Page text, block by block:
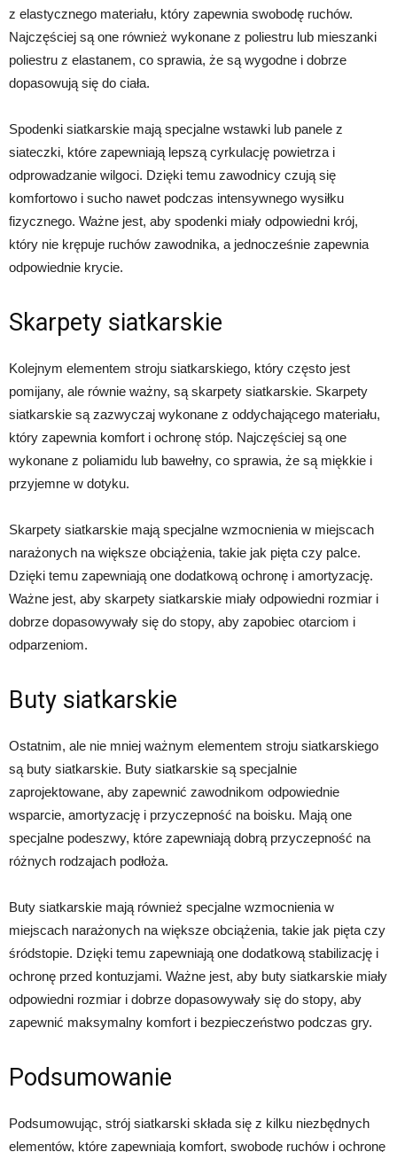
z elastycznego materiału, który zapewnia swobodę ruchów.
Najczęściej są one również wykonane z poliestru lub mieszanki
poliestru z elastanem, co sprawia, że są wygodne i dobrze
dopasowują się do ciała.
Spodenki siatkarskie mają specjalne wstawki lub panele z
siateczki, które zapewniają lepszą cyrkulację powietrza i
odprowadzanie wilgoci. Dzięki temu zawodnicy czują się
komfortowo i sucho nawet podczas intensywnego wysiłku
fizycznego. Ważne jest, aby spodenki miały odpowiedni krój,
który nie krępuje ruchów zawodnika, a jednocześnie zapewnia
odpowiednie krycie.
Skarpety siatkarskie
Kolejnym elementem stroju siatkarskiego, który często jest
pomijany, ale równie ważny, są skarpety siatkarskie. Skarpety
siatkarskie są zazwyczaj wykonane z oddychającego materiału,
który zapewnia komfort i ochronę stóp. Najczęściej są one
wykonane z poliamidu lub bawełny, co sprawia, że są miękkie i
przyjemne w dotyku.
Skarpety siatkarskie mają specjalne wzmocnienia w miejscach
narażonych na większe obciążenia, takie jak pięta czy palce.
Dzięki temu zapewniają one dodatkową ochronę i amortyzację.
Ważne jest, aby skarpety siatkarskie miały odpowiedni rozmiar i
dobrze dopasowywały się do stopy, aby zapobiec otarciom i
odparzeniom.
Buty siatkarskie
Ostatnim, ale nie mniej ważnym elementem stroju siatkarskiego
są buty siatkarskie. Buty siatkarskie są specjalnie
zaprojektowane, aby zapewnić zawodnikom odpowiednie
wsparcie, amortyzację i przyczepność na boisku. Mają one
specjalne podeszwy, które zapewniają dobrą przyczepność na
różnych rodzajach podłoża.
Buty siatkarskie mają również specjalne wzmocnienia w
miejscach narażonych na większe obciążenia, takie jak pięta czy
śródstopie. Dzięki temu zapewniają one dodatkową stabilizację i
ochronę przed kontuzjami. Ważne jest, aby buty siatkarskie miały
odpowiedni rozmiar i dobrze dopasowywały się do stopy, aby
zapewnić maksymalny komfort i bezpieczeństwo podczas gry.
Podsumowanie
Podsumowując, strój siatkarski składa się z kilku niezbędnych
elementów, które zapewniają komfort, swobodę ruchów i ochronę